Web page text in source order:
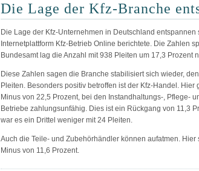
Die Lage der Kfz-Branche
Die Lage der Kfz-Unternehmen in Deutschland
Internetplattform Kfz-Betrieb Online berichtete. Die Zahlen
Bundesamt lag die Anzahl mit 938 Pleiten um 17,3 Prozent
Diese Zahlen sagen die Branche stabilisiert sich wieder,
Pleiten. Besonders positiv betroffen ist der Kfz-Handel. Hier
Minus von 22,5 Prozent, bei den Instandhaltungs-, Pflege-
Betriebe zahlungsunfähig. Dies ist ein Rückgang von 11,3
war es ein Drittel weniger mit 24 Pleiten.
Auch die Teile- und Zubehörhändler können aufatmen. Hier
Minus von 11,6 Prozent.